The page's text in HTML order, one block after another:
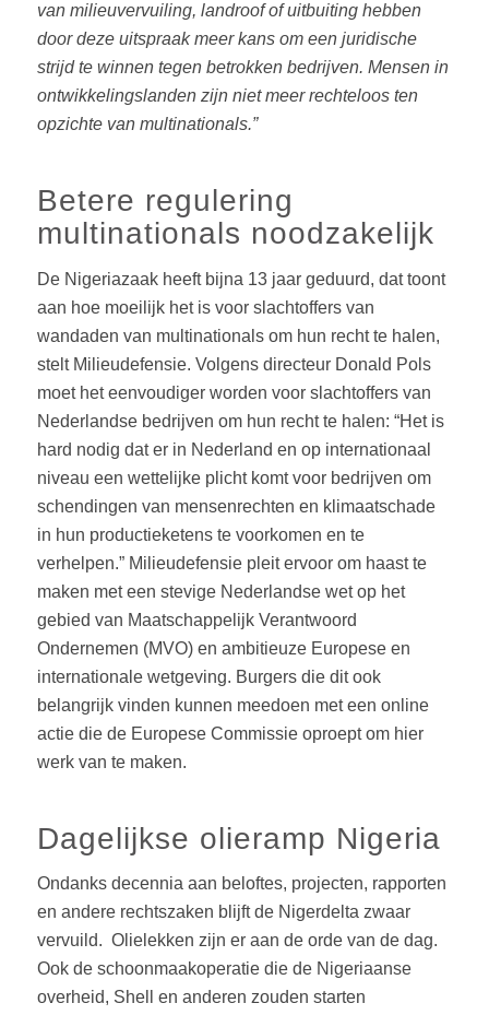
van milieuvervuiling, landroof of uitbuiting hebben
door deze uitspraak meer kans om een juridische
strijd te winnen tegen betrokken bedrijven. Mensen in
ontwikkelingslanden zijn niet meer rechteloos ten
opzichte van multinationals.”
Betere regulering
multinationals noodzakelijk
De Nigeriazaak heeft bijna 13 jaar geduurd, dat toont
aan hoe moeilijk het is voor slachtoffers van
wandaden van multinationals om hun recht te halen,
stelt Milieudefensie. Volgens directeur Donald Pols
moet het eenvoudiger worden voor slachtoffers van
Nederlandse bedrijven om hun recht te halen: “Het is
hard nodig dat er in Nederland en op internationaal
niveau een wettelijke plicht komt voor bedrijven om
schendingen van mensenrechten en klimaatschade
in hun productieketens te voorkomen en te
verhelpen.” Milieudefensie pleit ervoor om haast te
maken met een stevige Nederlandse wet op het
gebied van Maatschappelijk Verantwoord
Ondernemen (MVO) en ambitieuze Europese en
internationale wetgeving. Burgers die dit ook
belangrijk vinden kunnen meedoen met een online
actie die de Europese Commissie oproept om hier
werk van te maken.
Dagelijkse olieramp Nigeria
Ondanks decennia aan beloftes, projecten, rapporten
en andere rechtszaken blijft de Nigerdelta zwaar
vervuild. Olielekken zijn er aan de orde van de dag.
Ook de schoonmaakoperatie die de Nigeriaanse
overheid, Shell en anderen zouden starten